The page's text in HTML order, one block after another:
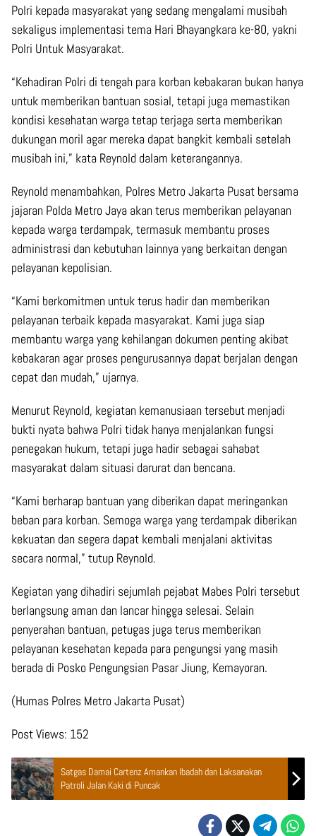
Polri kepada masyarakat yang sedang mengalami musibah
sekaligus implementasi tema Hari Bhayangkara ke-80, yakni
Polri Untuk Masyarakat.
“Kehadiran Polri di tengah para korban kebakaran bukan hanya
untuk memberikan bantuan sosial, tetapi juga memastikan
kondisi kesehatan warga tetap terjaga serta memberikan
dukungan moril agar mereka dapat bangkit kembali setelah
musibah ini,” kata Reynold dalam keterangannya.
Reynold menambahkan, Polres Metro Jakarta Pusat bersama
jajaran Polda Metro Jaya akan terus memberikan pelayanan
kepada warga terdampak, termasuk membantu proses
administrasi dan kebutuhan lainnya yang berkaitan dengan
pelayanan kepolisian.
“Kami berkomitmen untuk terus hadir dan memberikan
pelayanan terbaik kepada masyarakat. Kami juga siap
membantu warga yang kehilangan dokumen penting akibat
kebakaran agar proses pengurusannya dapat berjalan dengan
cepat dan mudah,” ujarnya.
Menurut Reynold, kegiatan kemanusiaan tersebut menjadi
bukti nyata bahwa Polri tidak hanya menjalankan fungsi
penegakan hukum, tetapi juga hadir sebagai sahabat
masyarakat dalam situasi darurat dan bencana.
“Kami berharap bantuan yang diberikan dapat meringankan
beban para korban. Semoga warga yang terdampak diberikan
kekuatan dan segera dapat kembali menjalani aktivitas
secara normal,” tutup Reynold.
Kegiatan yang dihadiri sejumlah pejabat Mabes Polri tersebut
berlangsung aman dan lancar hingga selesai. Selain
penyerahan bantuan, petugas juga terus memberikan
pelayanan kesehatan kepada para pengungsi yang masih
berada di Posko Pengungsian Pasar Jiung, Kemayoran.
(Humas Polres Metro Jakarta Pusat)
Post Views: 152
Satgas Damai Cartenz Amankan Ibadah dan Laksanakan
Patroli Jalan Kaki di Puncak